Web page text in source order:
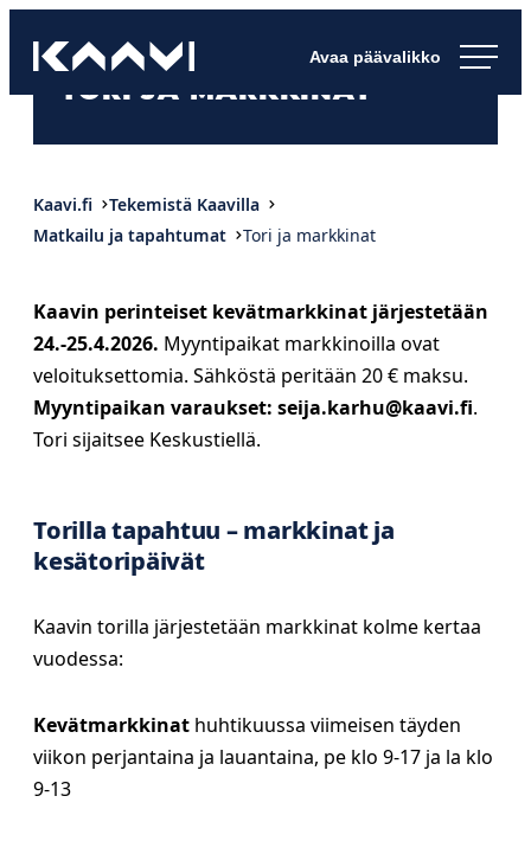
suoraan
sisältöön
Kaavin kunta
TORI JA MARKKINAT
Kaavi.fi
Tekemistä Kaavilla
Matkailu ja tapahtumat
Tori ja markkinat
Kaavin perinteiset kevätmarkkinat järjestetään
24.-25.4.2026. Myyntipaikat markkinoilla ovat
veloituksettomia. Sähköstä peritään 20 € maksu.
Myyntipaikan varaukset: seija.karhu@kaavi.fi.
Tori sijaitsee Keskustiellä.
Torilla tapahtuu – markkinat ja
kesätoripäivät
Kaavin torilla järjestetään markkinat kolme kertaa
vuodessa:
Kevätmarkkinat huhtikuussa viimeisen täyden
viikon perjantaina ja lauantaina, pe klo 9-17 ja la klo
9-13